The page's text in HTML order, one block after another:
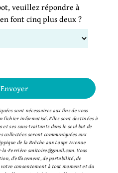
veuillez répondre à
font cinq plus deux ?
Envoyer
sont nécessaires aux fins de vous
fichier informatisé. Elles sont destinées à
et ses sous-traitants dans le seul but de
collectées seront communiquées aux
de la Brêche aux Loups Avenue
la-Ferrière smitoire@gmail.com. Vous
d’effacement, de portabilité, de
consentement à tout moment et du